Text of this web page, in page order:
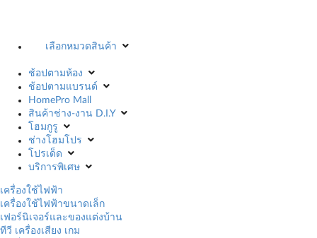
เลือกหมวดสินค้า
ช้อปตามห้อง
ช้อปตามแบรนด์
HomePro Mall
สินค้าช่าง-งาน D.I.Y
โฮมกูรู
ช่างโฮมโปร
โปรเด็ด
บริการพิเศษ
เครื่องใช้ไฟฟ้า
เครื่องใช้ไฟฟ้าขนาดเล็ก
เฟอร์นิเจอร์และของแต่งบ้าน
ทีวี เครื่องเสียง เกม